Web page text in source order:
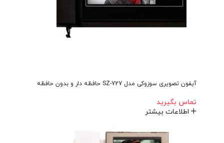
آیفون تصویری سوزوکی مدل SZ-727 حافظه دار و بدون حافظه
تماس بگیرید
اطلاعات بیشتر